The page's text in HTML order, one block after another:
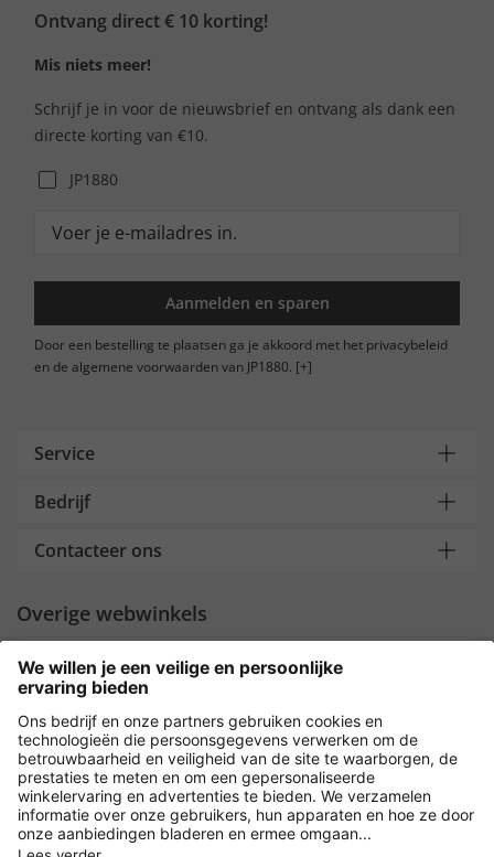
Ontvang direct € 10 korting!
Mis niets meer!
Schrijf je in voor de nieuwsbrief en ontvang als dank een
directe korting van €10.
JP1880
Aanmelden en sparen
Door een bestelling te plaatsen ga je akkoord met het privacybeleid
en de algemene voorwaarden van JP1880. [+]
Service
Bedrijf
Contacteer ons
Overige webwinkels
Nederland
Payment and Delivery
Versleuteling met